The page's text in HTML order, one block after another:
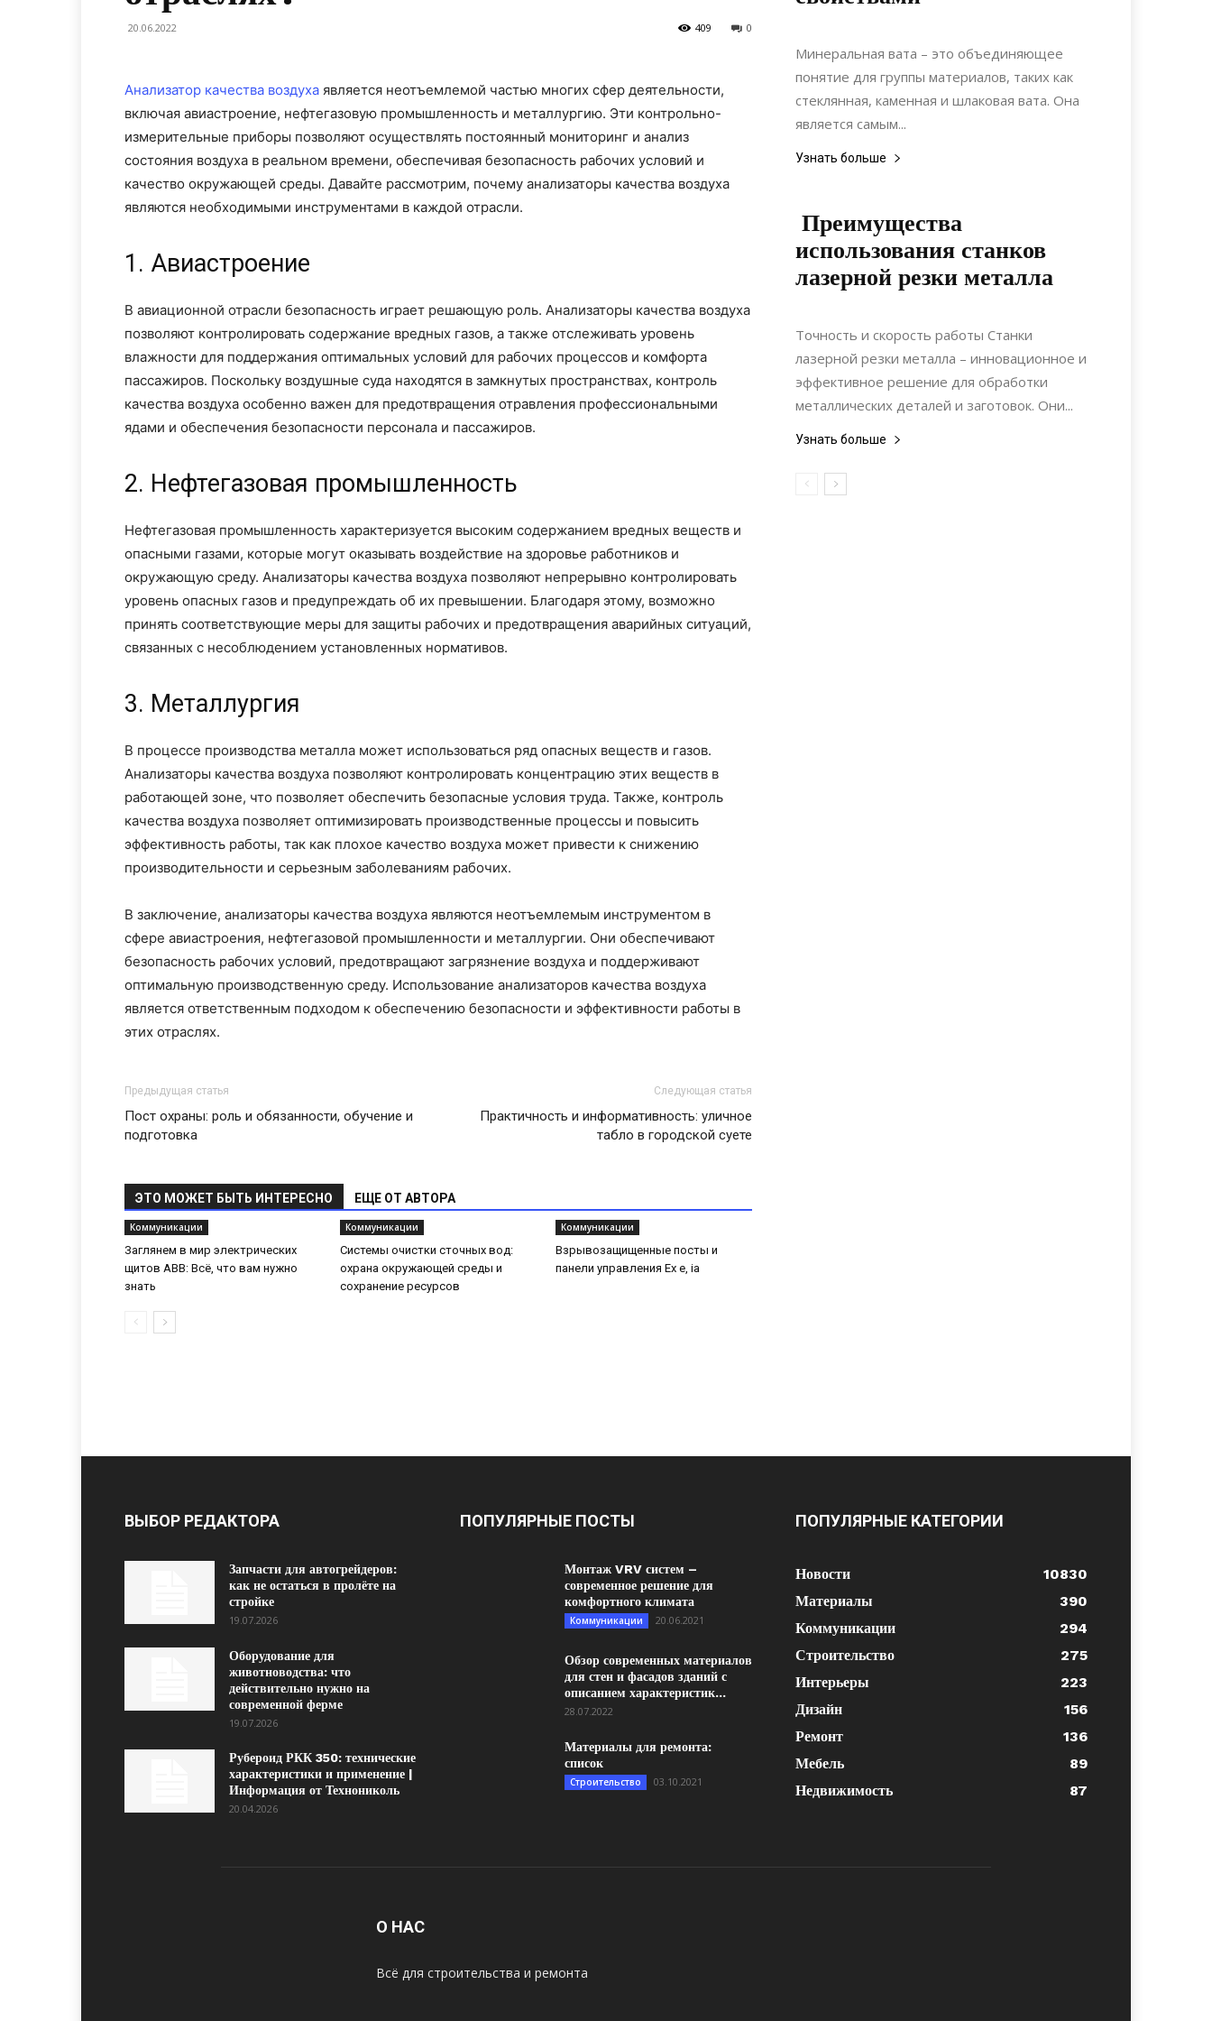
20.06.2022 0
409
Анализатор качества воздуха является неотъемлемой частью многих сфер деятельности,
включая авиастроение, нефтегазовую промышленность и металлургию. Эти контрольно-
измерительные приборы позволяют осуществлять постоянный мониторинг и анализ
состояния воздуха в реальном времени, обеспечивая безопасность рабочих условий и
качество окружающей среды. Давайте рассмотрим, почему анализаторы качества воздуха
являются необходимыми инструментами в каждой отрасли.
1. Авиастроение
В авиационной отрасли безопасность играет решающую роль. Анализаторы качества воздуха
позволяют контролировать содержание вредных газов, а также отслеживать уровень
влажности для поддержания оптимальных условий для рабочих процессов и комфорта
пассажиров. Поскольку воздушные суда находятся в замкнутых пространствах, контроль
качества воздуха особенно важен для предотвращения отравления профессиональными
ядами и обеспечения безопасности персонала и пассажиров.
2. Нефтегазовая промышленность
Нефтегазовая промышленность характеризуется высоким содержанием вредных веществ и
опасными газами, которые могут оказывать воздействие на здоровье работников и
окружающую среду. Анализаторы качества воздуха позволяют непрерывно контролировать
уровень опасных газов и предупреждать об их превышении. Благодаря этому, возможно
принять соответствующие меры для защиты рабочих и предотвращения аварийных ситуаций,
связанных с несоблюдением установленных нормативов.
3. Металлургия
В процессе производства металла может использоваться ряд опасных веществ и газов.
Анализаторы качества воздуха позволяют контролировать концентрацию этих веществ в
работающей зоне, что позволяет обеспечить безопасные условия труда. Также, контроль
качества воздуха позволяет оптимизировать производственные процессы и повысить
эффективность работы, так как плохое качество воздуха может привести к снижению
производительности и серьезным заболеваниям рабочих.
В заключение, анализаторы качества воздуха являются неотъемлемым инструментом в
сфере авиастроения, нефтегазовой промышленности и металлургии. Они обеспечивают
безопасность рабочих условий, предотвращают загрязнение воздуха и поддерживают
оптимальную производственную среду. Использование анализаторов качества воздуха
является ответственным подходом к обеспечению безопасности и эффективности работы в
этих отраслях.
Предыдущая статья
Пост охраны: роль и обязанности, обучение и
подготовка
Следующая статья
Практичность и информативность: уличное
табло в городской суете
ЭТО МОЖЕТ БЫТЬ ИНТЕРЕСНО ЕЩЕ ОТ АВТОРА
Коммуникации
Заглянем в мир электрических
щитов ABB: Всё, что вам нужно
знать
Коммуникации
Системы очистки сточных вод:
охрана окружающей среды и
сохранение ресурсов
Коммуникации
Взрывозащищенные посты и
панели управления Ex e, ia
26.06.2020
Минеральная вата – это объединяющее
понятие для группы материалов, таких как
стеклянная, каменная и шлаковая вата. Она
является самым...
Узнать больше
Преимущества
использования станков
лазерной резки металла
20.06.2022
Точность и скорость работы Станки
лазерной резки металла – инновационное и
эффективное решение для обработки
металлических деталей и заготовок. Они...
Узнать больше
ВЫБОР РЕДАКТОРА
Запчасти для автогрейдеров:
как не остаться в пролёте на
стройке
19.07.2026
Оборудование для
животноводства: что
действительно нужно на
современной ферме
19.07.2026
Рубероид РКК 350: технические
характеристики и применение |
Информация от Технониколь
20.04.2026
ПОПУЛЯРНЫЕ ПОСТЫ
Монтаж VRV систем –
современное решение для
комфортного климата
Коммуникации 20.06.2021
Обзор современных материалов
для стен и фасадов зданий с
описанием характеристик...
28.07.2022
Материалы для ремонта:
список
Строительство 03.10.2021
ПОПУЛЯРНЫЕ КАТЕГОРИИ
Новости
10830
Материалы
390
Коммуникации
294
Строительство
275
Интерьеры
223
Дизайн
156
Ремонт
136
Мебель
89
Недвижимость
87
О НАС
Всё для строительства и ремонта